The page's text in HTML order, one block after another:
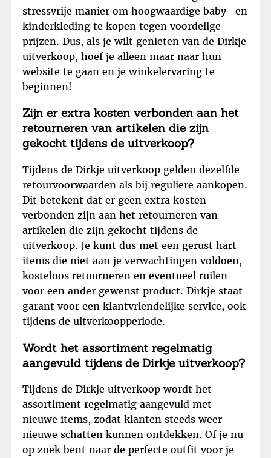
stressvrije manier om hoogwaardige baby- en
kinderkleding te kopen tegen voordelige
prijzen. Dus, als je wilt genieten van de Dirkje
uitverkoop, hoef je alleen maar naar hun
website te gaan en je winkelervaring te
beginnen!
Zijn er extra kosten verbonden aan het
retourneren van artikelen die zijn
gekocht tijdens de uitverkoop?
Tijdens de Dirkje uitverkoop gelden dezelfde
retourvoorwaarden als bij reguliere aankopen.
Dit betekent dat er geen extra kosten
verbonden zijn aan het retourneren van
artikelen die zijn gekocht tijdens de
uitverkoop. Je kunt dus met een gerust hart
items die niet aan je verwachtingen voldoen,
kosteloos retourneren en eventueel ruilen
voor een ander gewenst product. Dirkje staat
garant voor een klantvriendelijke service, ook
tijdens de uitverkoopperiode.
Wordt het assortiment regelmatig
aangevuld tijdens de Dirkje uitverkoop?
Tijdens de Dirkje uitverkoop wordt het
assortiment regelmatig aangevuld met
nieuwe items, zodat klanten steeds weer
nieuwe schatten kunnen ontdekken. Of je nu
op zoek bent naar de perfecte outfit voor je